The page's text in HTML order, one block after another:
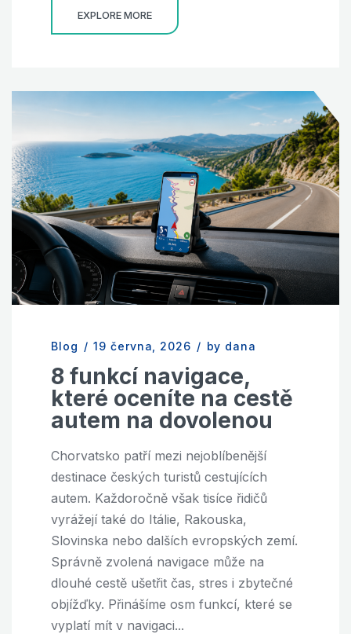
EXPLORE MORE
Blog / 19 června, 2026 / by dana
8 funkcí navigace,
které oceníte na cestě
autem na dovolenou
Chorvatsko patří mezi nejoblíbenější
destinace českých turistů cestujících
autem. Každoročně však tisíce řidičů
vyrážejí také do Itálie, Rakouska,
Slovinska nebo dalších evropských zemí.
Správně zvolená navigace může na
dlouhé cestě ušetřit čas, stres i zbytečné
objížďky. Přinášíme osm funkcí, které se
vyplatí mít v navigaci...